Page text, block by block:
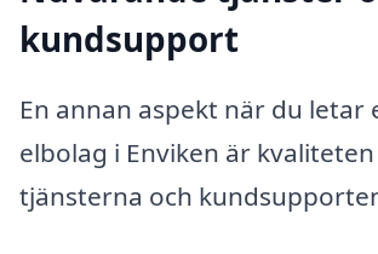
kundsupport
En annan aspekt när du letar
elbolag i Enviken är kvaliteten
tjänsterna och